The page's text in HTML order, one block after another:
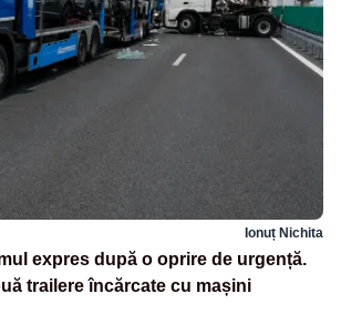
Ionuț Nichita
expres după o oprire de urgență.
trailere încărcate cu mașini